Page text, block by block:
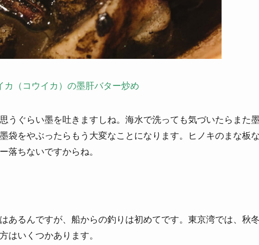
カ（コウイカ）の墨肝バター炒め
うぐらい墨を吐きますしね。海水で洗っても気づいたらまた
袋をやぶったらもう大変なことになります。ヒノキのまな板
落ちないですからね。
あるんですが、船からの釣りは初めてです。東京湾では、秋
はいくつかあります。